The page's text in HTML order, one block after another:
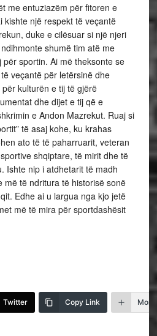
me entuziazëm për fitoren e
kishte një respekt të veçantë
duke e cilësuar si një njeri
shumë tim atë me
sportin. Ai më theksonte se
veçantë për letërsinë dhe
kulturën e tij të gjërë
dhe dijet e tij që e
e Andon Mazrekut. Ruaj si
të asaj kohe, ku krahas
ato të të paharruarit, veteran
shqiptare, të mirit dhe të
Ishte nip i atdhetarit të madh
më të ndritura të historisë sonë
Edhe ai u largua nga kjo jetë
më të mira për sportdashësit
Twitter Copy Link More